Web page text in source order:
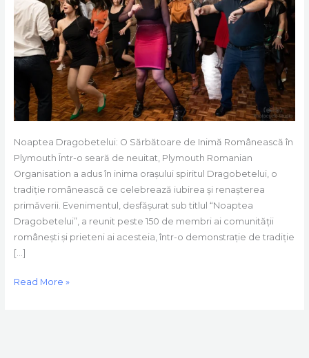
Noaptea Dragobetelui: O Sărbătoare de Inimă Românească în
Plymouth Într-o seară de neuitat, Plymouth Romanian
Organisation a adus în inima orașului spiritul Dragobetelui, o
tradiție românească ce celebrează iubirea și renașterea
primăverii. Evenimentul, desfășurat sub titlul “Noaptea
Dragobetelui”, a reunit peste 150 de membri ai comunității
românești și prieteni ai acesteia, într-o demonstrație de tradiție
[…]
PRO:
Un
Triumf
al
Comunității
și
Iubirii
Read More »